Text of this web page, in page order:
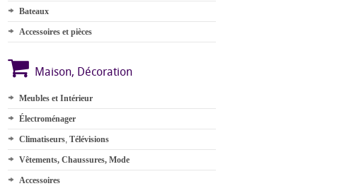
Bateaux
Accessoires et pièces
Maison, Décoration
Meubles et Intérieur
Électroménager
Climatiseurs, Télévisions
Vêtements, Chaussures, Mode
Accessoires